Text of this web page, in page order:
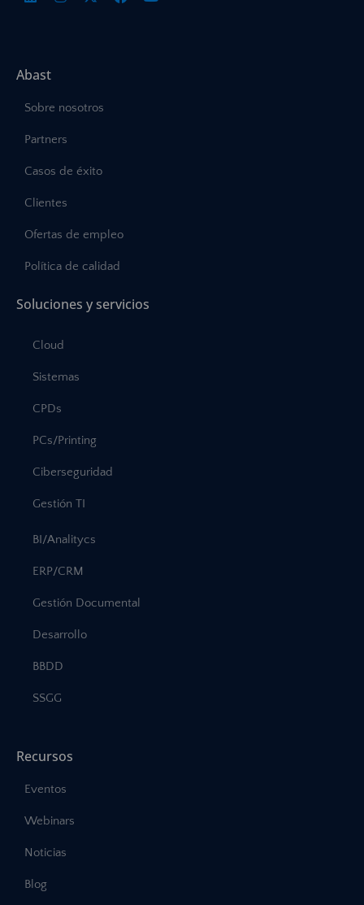
Abast
Sobre nosotros
Partners
Casos de éxito
Clientes
Ofertas de empleo
Política de calidad
Soluciones y servicios
Cloud
Sistemas
CPDs
PCs/Printing
Ciberseguridad
Gestión TI
BI/Analitycs
ERP/CRM
Gestión Documental
Desarrollo
BBDD
SSGG
Recursos
Eventos
Webinars
Noticias
Blog